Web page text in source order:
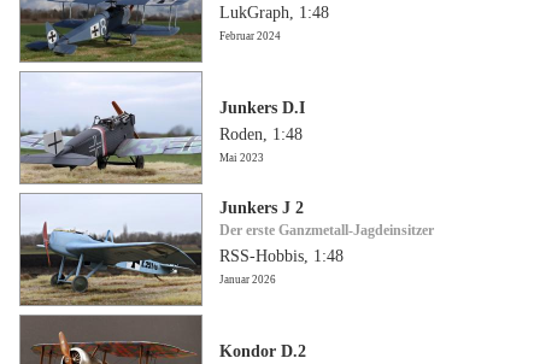
LukGraph, 1:48
Februar 2024
Junkers D.I
Roden, 1:48
Mai 2023
Junkers J 2
Der erste Ganzmetall-Jagdeinsitzer
RSS-Hobbis, 1:48
Januar 2026
Kondor D.2